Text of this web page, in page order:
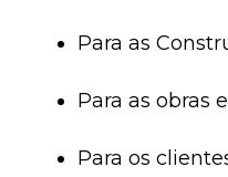
Para as
Para as obras
Para os